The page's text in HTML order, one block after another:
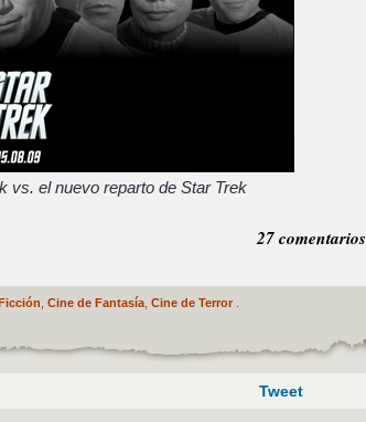
vs. el nuevo reparto de Star Trek
27 comentarios
Cine de Fantasía, Cine de Terror.
Tweet